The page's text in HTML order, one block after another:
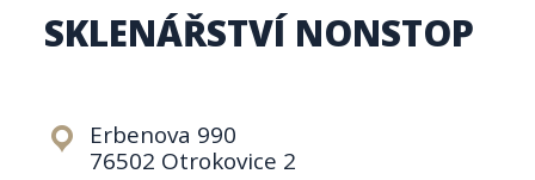
SKLENÁŘSTVÍ NONSTOP
Erbenova 990
76502 Otrokovice 2